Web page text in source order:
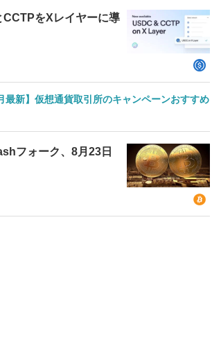
をXレイヤーに導
最新】仮想通貨取引所のキャンペーンおすすめ
フォーク、8月23日